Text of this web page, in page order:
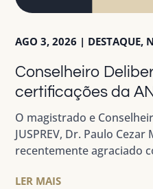
Conselheiro
certificações da
AGO 3, 2026 | DESTAQUE,
O magistrado e
JUSPREV, Dr. Paulo
recentemente agraciado
LER MAIS